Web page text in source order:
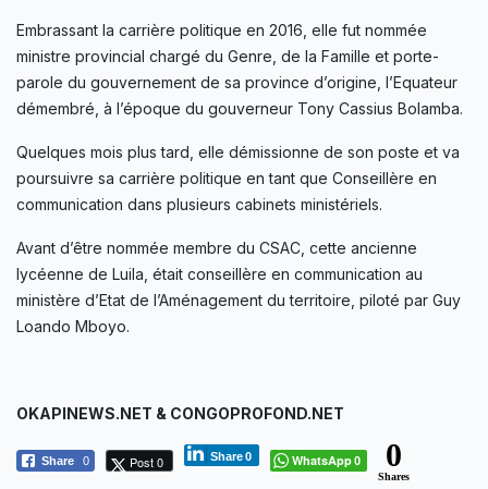
Embrassant la carrière politique en 2016, elle fut nommée
ministre provincial chargé du Genre, de la Famille et porte-
parole du gouvernement de sa province d’origine, l’Equateur
démembré, à l’époque du gouverneur Tony Cassius Bolamba.
Quelques mois plus tard, elle démissionne de son poste et va
poursuivre sa carrière politique en tant que Conseillère en
communication dans plusieurs cabinets ministériels.
Avant d’être nommée membre du CSAC, cette ancienne
lycéenne de Luila, était conseillère en communication au
ministère d’Etat de l’Aménagement du territoire, piloté par Guy
Loando Mboyo.
OKAPINEWS.NET & CONGOPROFOND.NET
Share 0 Post 0 Share0 WhatsApp0 0
Shares